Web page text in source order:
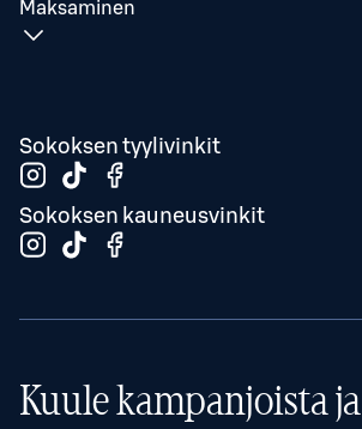
Maksaminen
Sokoksen tyylivinkit
Sokoksen kauneusvinkit
Kuule kampanjoista ja